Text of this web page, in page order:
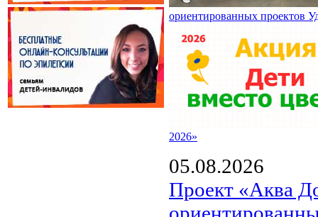
ориентированных проектов
2026»
05.08.2026
Проект «Аква